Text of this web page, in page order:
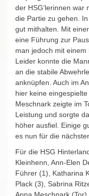
der HSG‘lerinnen
die Partie zu gehen.
gut mithalten. Mit
eine Führung zur
man jedoch mit einem
Leider konnte die
an die stabile
anknüpfen. Auch im
hier keine
Meschnark zeigte im
Leistung und sorgte
höher ausfiel. Einige
es nun für die
Für die HSG
Kleinhenn, Ann-Elen
Führer (1), Katharina
Plack (3), Sabrina